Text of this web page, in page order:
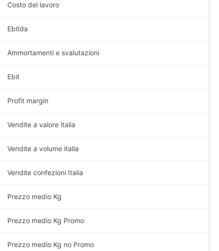
Costo del lavoro
Ebitda
Ammortamenti e svalutazioni
Ebit
Profit margin
Vendite a valore italia
Vendite a volume italia
Vendite confezioni Italia
Prezzo medio Kg
Prezzo medio Kg Promo
Prezzo medio Kg no Promo